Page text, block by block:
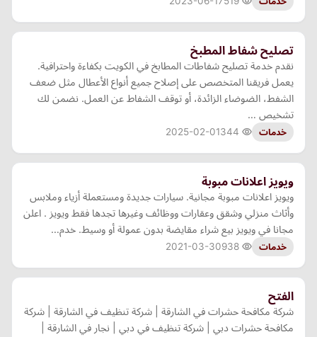
تصليح شفاط المطبخ
نقدم خدمة تصليح شفاطات المطابخ في الكويت بكفاءة واحترافية.
يعمل فريقنا المتخصص على إصلاح جميع أنواع الأعطال مثل ضعف
الشفط، الضوضاء الزائدة، أو توقف الشفاط عن العمل. نضمن لك
تشخيص …
خدمات 2025-02-01
ويويز اعلانات مبوبة
ويويز اعلانات مبوبة مجانية. سيارات جديدة ومستعملة أزياء وملابس
وأثاث منزلي وشقق وعقارات ووظائف وغيرها تجدها فقط ويويز . اعلن
مجانا في ويويز بيع شراء مقايضة بدون عمولة أو وسيط. خدم…
خدمات 2021-03-30
الفتح
شركة مكافحة حشرات في الشارقة | شركة تنظيف في الشارقة | شركة
مكافحة حشرات دبي | شركة تنظيف في دبي | نجار في الشارقة |